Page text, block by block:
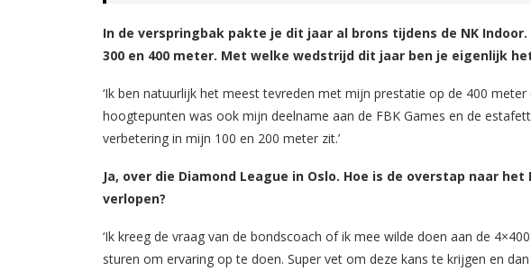
In de verspringbak pakte je dit jaar al brons tijdens de NK Indoor.
300 en 400 meter. Met welke wedstrijd dit jaar ben je eigenlijk
‘Ik ben natuurlijk het meest tevreden met mijn prestatie op de 400
hoogtepunten was ook mijn deelname aan de FBK Games en de
verbetering in mijn 100 en 200 meter zit.’
Ja, over die Diamond League in Oslo. Hoe is de overstap naar
verlopen?
‘Ik kreeg de vraag van de bondscoach of ik mee wilde doen aan de
sturen om ervaring op te doen. Super vet om deze kans te krijgen en